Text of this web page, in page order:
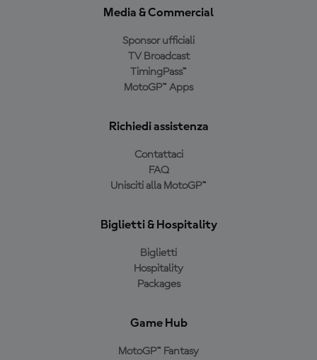
Media & Commercial
Sponsor ufficiali
TV Broadcast
TimingPass™
MotoGP™ Apps
Richiedi assistenza
Contattaci
FAQ
Unisciti alla MotoGP™
Biglietti & Hospitality
Biglietti
Hospitality
Packages
Game Hub
MotoGP™ Fantasy